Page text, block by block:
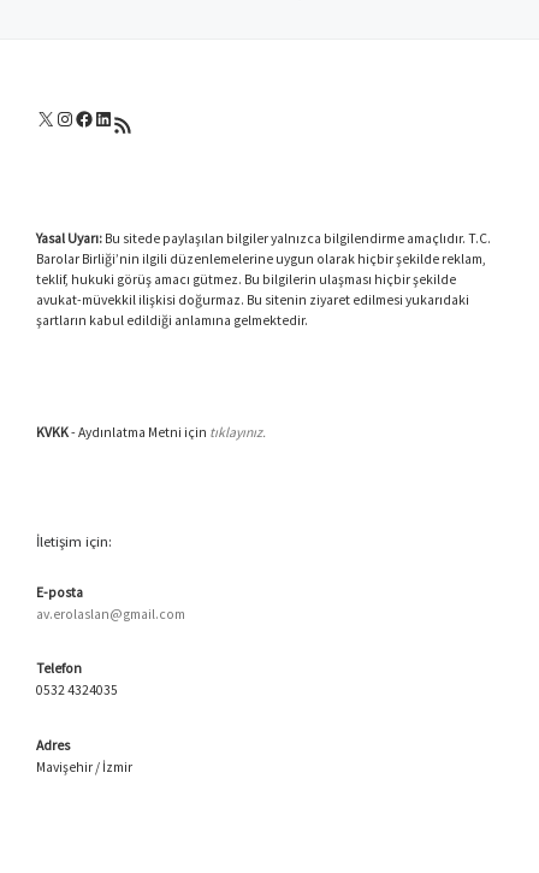
X Instagram
Facebook
LinkedIn
RSS akışı
Yasal Uyarı:Bu sitede paylaşılan bilgiler yalnızca bilgilendirme amaçlıdır. T.C.
Barolar Birliği’nin ilgili düzenlemelerine uygun olarak hiçbir şekilde reklam,
teklif, hukuki görüş amacı gütmez. Bu bilgilerin ulaşması hiçbir şekilde
avukat-müvekkil ilişkisi doğurmaz. Bu sitenin ziyaret edilmesi yukarıdaki
şartların kabul edildiği anlamına gelmektedir.
KVKK- Aydınlatma Metni için tıklayınız.
İletişim için:
E-posta
av.erolaslan@gmail.com
Telefon
0532 4324035
Adres
Mavişehir / İzmir